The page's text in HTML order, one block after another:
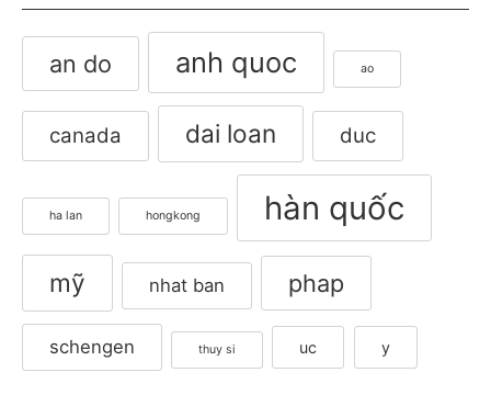
an do anh quoc ao
canada dai loan duc
ha lan hongkong hàn quốc
mỹ nhat ban phap
schengen thuy si uc y